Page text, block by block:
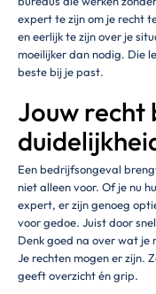
expert te zijn om je recht
en eerlijk te zijn over je
moeilijker dan nodig. Die
beste bij je past.
Jouw recht
Een bedrijfsongeval
niet alleen voor. Of je nu
expert, er zijn genoeg
voor gedoe. Juist door
Denk goed na over wat
Je rechten mogen er zijn.
geeft overzicht én grip.